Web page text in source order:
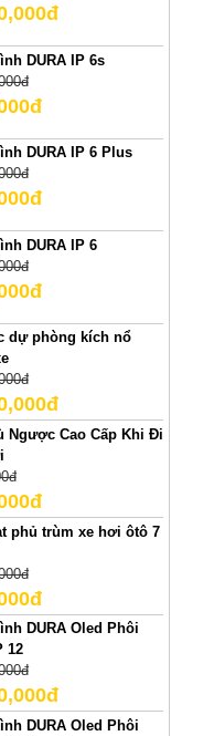
DURA IP 6s
DURA IP 6 Plus
DURA IP 6
dự phòng kích nổ
Ngược Cao Cấp Khi Đi
phủ trùm xe hơi ôtô 7
DURA Oled Phôi
12
DURA Oled Phôi